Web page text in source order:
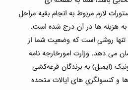
لازم مربوط به انجام بقیه مراحل
به هزینه ها در آن درج شده است.
بخش Entry Status Check تنها روشی است که وضعیت شما از
۲۰۱۷ را نشان می دهد. وزارت امورخارجه نامه
(ایمیل) به برندگان قرعه‌کشی
و کنسولگری های ایالات متحده